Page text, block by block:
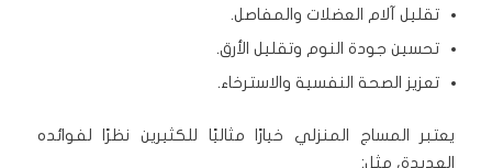
تقليل آلام العضلات والمفاصل.
تحسين جودة النوم وتقليل الأرق.
تعزيز الصحة النفسية والاسترخاء.
يعتبر المساج المنزلي خيارًا مثاليًا للكثيرين نظرًا لفوائده
العديدة، مثل: